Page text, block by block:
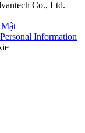
Co., Ltd.
Information